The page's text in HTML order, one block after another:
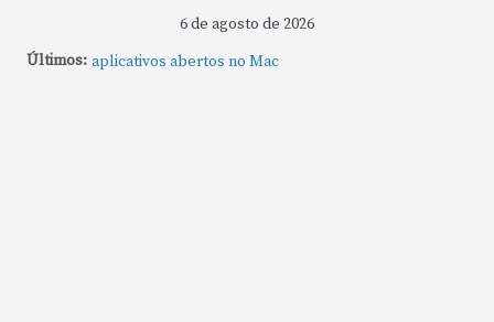
6 de agosto de 2026
Últimos: Como fechar rapidamente todas as janelas ou